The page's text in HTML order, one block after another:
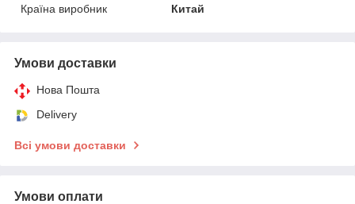
Країна виробник
Китай
Умови доставки
Нова Пошта
Delivery
Всі умови доставки
Умови оплати